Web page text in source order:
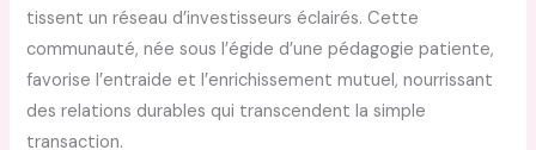
tissent un réseau d’investisseurs éclairés. Cette
communauté, née sous l’égide d’une pédagogie patiente,
favorise l’entraide et l’enrichissement mutuel, nourrissant
des relations durables qui transcendent la simple
transaction.